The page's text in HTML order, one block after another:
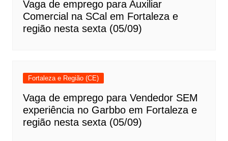
Vaga de emprego para Auxiliar
Comercial na SCal em Fortaleza e
região nesta sexta (05/09)
Fortaleza e Região (CE)
Vaga de emprego para Vendedor SEM
experiência no Garbbo em Fortaleza e
região nesta sexta (05/09)